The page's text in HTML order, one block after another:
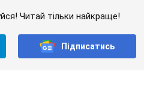
Читай тільки найкраще!
Підписатись